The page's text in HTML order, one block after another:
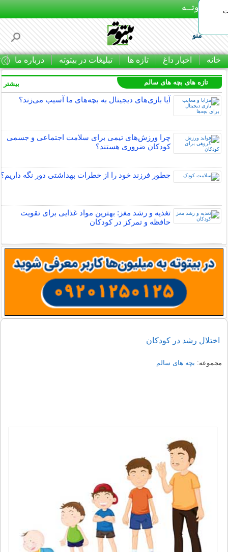
بـیتوتــه
منو
خانه اخبار داغ تازه ها تبلیغات در بیتوته درباره ما
تازه های بچه های سالم
آیا بازی‌های دیجیتال به بچه‌های ما آسیب می‌زند؟
چرا ورزش‌های تیمی برای سلامت اجتماعی و جسمی
کودکان ضروری هستند؟
چطور فرزند خود را از خطرات بهداشتی دور نگه داریم؟
تغذیه و رشد مغز: بهترین مواد غذایی برای تقویت
حافظه و تمرکز در کودکان
بیشتر
اختلال رشد در کودکان
مجموعه: بچه های سالم